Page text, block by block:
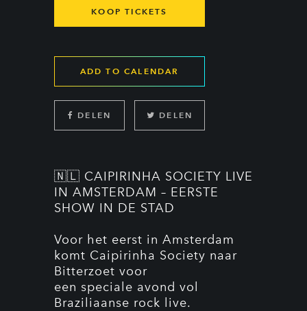
KOOP TICKETS
ADD TO CALENDAR
DELEN DELEN
🇳🇱 CAIPIRINHA SOCIETY LIVE
IN AMSTERDAM – EERSTE
SHOW IN DE STAD
Voor het eerst in Amsterdam
komt Caipirinha Society naar
Bitterzoet voor
een speciale avond vol
Braziliaanse rock live.